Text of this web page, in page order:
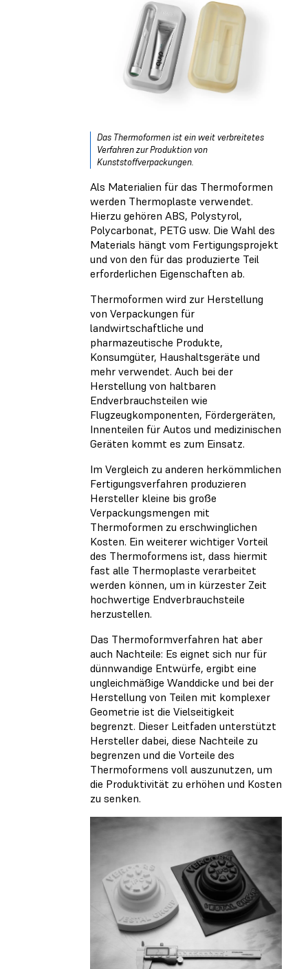
Das Thermoformen ist ein weit verbreitetes
Verfahren zur Produktion von
Kunststoffverpackungen.
Als Materialien für das Thermoformen
werden Thermoplaste verwendet.
Hierzu gehören ABS, Polystyrol,
Polycarbonat, PETG usw. Die Wahl des
Materials hängt vom Fertigungsprojekt
und von den für das produzierte Teil
erforderlichen Eigenschaften ab.
Thermoformen wird zur Herstellung
von Verpackungen für
landwirtschaftliche und
pharmazeutische Produkte,
Konsumgüter, Haushaltsgeräte und
mehr verwendet. Auch bei der
Herstellung von haltbaren
Endverbrauchsteilen wie
Flugzeugkomponenten, Fördergeräten,
Innenteilen für Autos und medizinischen
Geräten kommt es zum Einsatz.
Im Vergleich zu anderen herkömmlichen
Fertigungsverfahren produzieren
Hersteller kleine bis große
Verpackungsmengen mit
Thermoformen zu erschwinglichen
Kosten. Ein weiterer wichtiger Vorteil
des Thermoformens ist, dass hiermit
fast alle Thermoplaste verarbeitet
werden können, um in kürzester Zeit
hochwertige Endverbrauchsteile
herzustellen.
Das Thermoformverfahren hat aber
auch Nachteile: Es eignet sich nur für
dünnwandige Entwürfe, ergibt eine
ungleichmäßige Wanddicke und bei der
Herstellung von Teilen mit komplexer
Geometrie ist die Vielseitigkeit
begrenzt. Dieser Leitfaden unterstützt
Hersteller dabei, diese Nachteile zu
begrenzen und die Vorteile des
Thermoformens voll auszunutzen, um
die Produktivität zu erhöhen und Kosten
zu senken.